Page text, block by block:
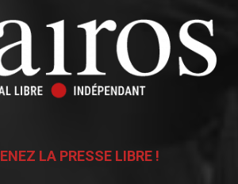
LA PRESSE LIBRE !